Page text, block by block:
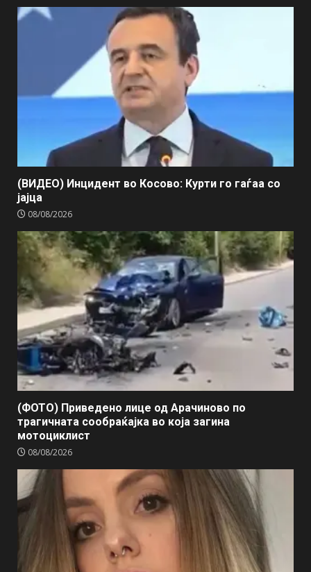
(ВИДЕО) Инцидент во Косово: Курти го гаѓаа со
јајца
08/08/2026
(ФОТО) Приведено лице од Арачиново по
трагичната сообраќајка во која загина
мотоциклист
08/08/2026